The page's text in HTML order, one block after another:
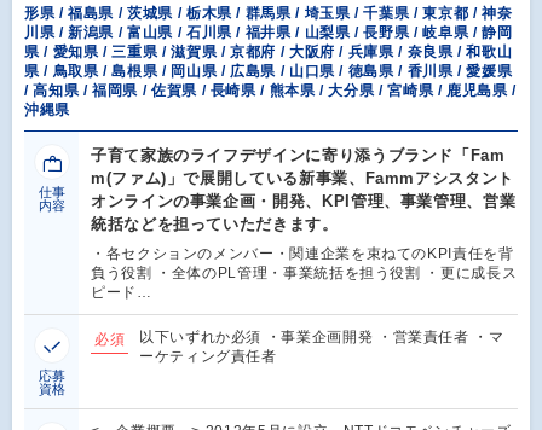
形県 / 福島県 / 茨城県 / 栃木県 / 群馬県 / 埼玉県 / 千葉県 / 東京都 / 神奈
川県 / 新潟県 / 富山県 / 石川県 / 福井県 / 山梨県 / 長野県 / 岐阜県 / 静岡
県 / 愛知県 / 三重県 / 滋賀県 / 京都府 / 大阪府 / 兵庫県 / 奈良県 / 和歌山
県 / 鳥取県 / 島根県 / 岡山県 / 広島県 / 山口県 / 徳島県 / 香川県 / 愛媛県
/ 高知県 / 福岡県 / 佐賀県 / 長崎県 / 熊本県 / 大分県 / 宮崎県 / 鹿児島県 /
沖縄県
仕事
内容
子育て家族のライフデザインに寄り添うブランド「Fam
m(ファム)」で展開している新事業、Fammアシスタント
オンラインの事業企画・開発、KPI管理、事業管理、営業
統括などを担っていただきます。
・各セクションのメンバー・関連企業を束ねてのKPI責任を背
負う役割 ・全体のPL管理・事業統括を担う役割 ・更に成長ス
ピード…
応募
資格
必須
以下いずれか必須 ・事業企画開発 ・営業責任者 ・マ
ーケティング責任者